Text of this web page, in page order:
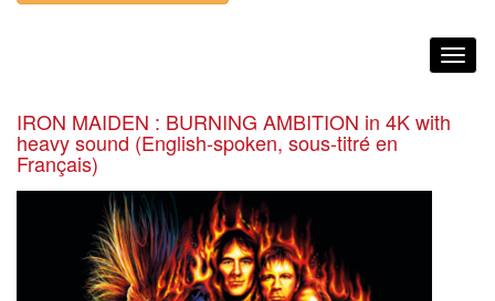
IRON MAIDEN : BURNING AMBITION in 4K with
heavy sound (English-spoken, sous-titré en
Français)